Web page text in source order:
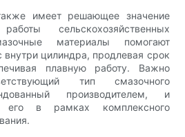
имеет решающее значение
сельскохозяйственных
материалы помогают
внутри цилиндра, продлевая срок
плавную работу. Важно
тип смазочного
производителем, и
его в рамках комплексного